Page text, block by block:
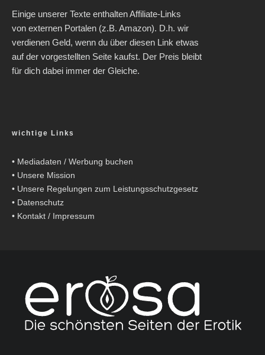
Einige unserer Texte enthalten Affiliate-Links
von externen Portalen (z.B. Amazon). D.h. wir
verdienen Geld, wenn du über diesen Link etwas
auf der vorgestellten Seite kaufst. Der Preis bleibt
für dich dabei immer der Gleiche.
wichtige Links
• Mediadaten / Werbung buchen
• Unsere Mission
• Unsere Regelungen zum Leistungsschutzgesetz
• Datenschutz
• Kontakt / Impressum